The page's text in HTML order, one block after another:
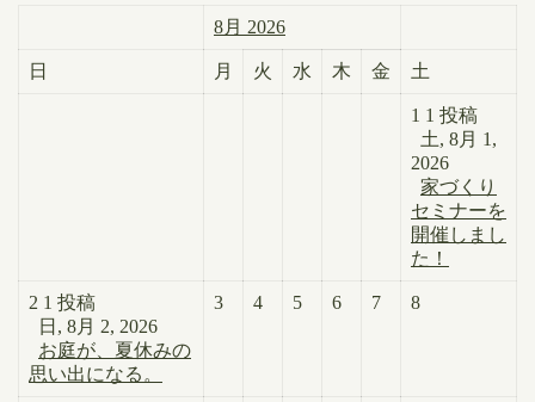
8月 2026
日 月 火 水 木 金 土
1 1 投稿
土, 8月 1,
2026
家づくり
セミナーを
開催しまし
た！
2 1 投稿
日, 8月 2, 2026
お庭が、夏休みの
思い出になる。
3 4 5 6 7 8